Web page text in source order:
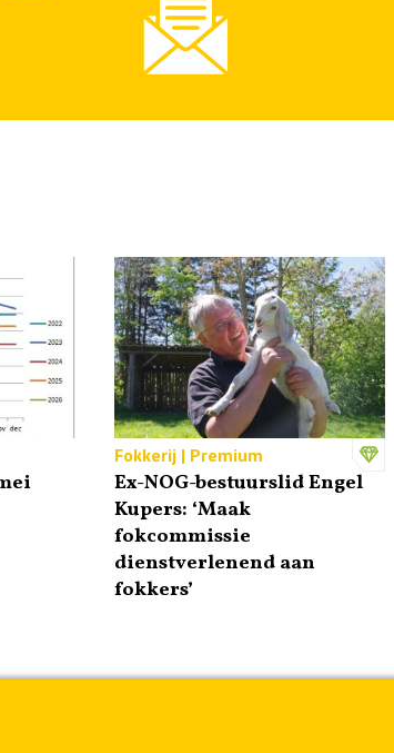
Fokkerij | Premium
Ex-NOG-bestuurslid Engel
Kupers: ‘Maak
fokcommissie
dienstverlenend aan
fokkers’